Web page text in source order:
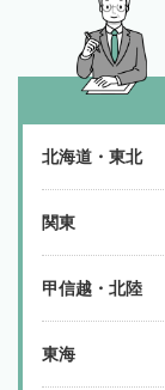
北海道・東北
関東
甲信越・北陸
東海